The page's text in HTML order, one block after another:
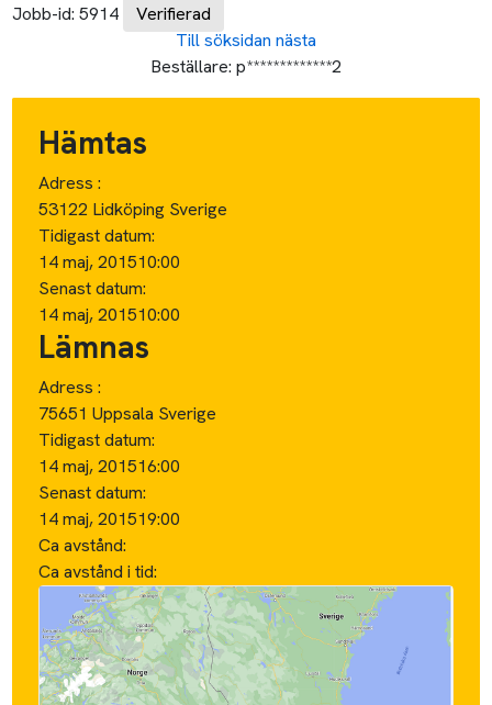
Jobb-id: 5914 Verifierad
Till söksidan nästa
Beställare: p*************2
Hämtas
Adress :
53122 Lidköping Sverige
Tidigast datum:
14 maj, 201510:00
Senast datum:
14 maj, 201510:00
Lämnas
Adress :
75651 Uppsala Sverige
Tidigast datum:
14 maj, 201516:00
Senast datum:
14 maj, 201519:00
Ca avstånd:
Ca avstånd i tid: